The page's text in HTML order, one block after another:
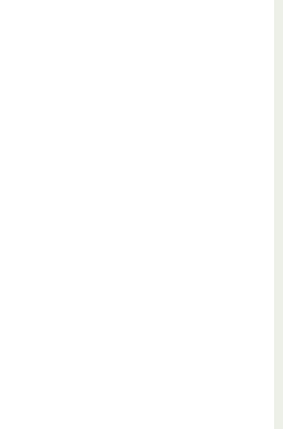
Handbrause Halterung
Halterung
Halterung
Aoleca